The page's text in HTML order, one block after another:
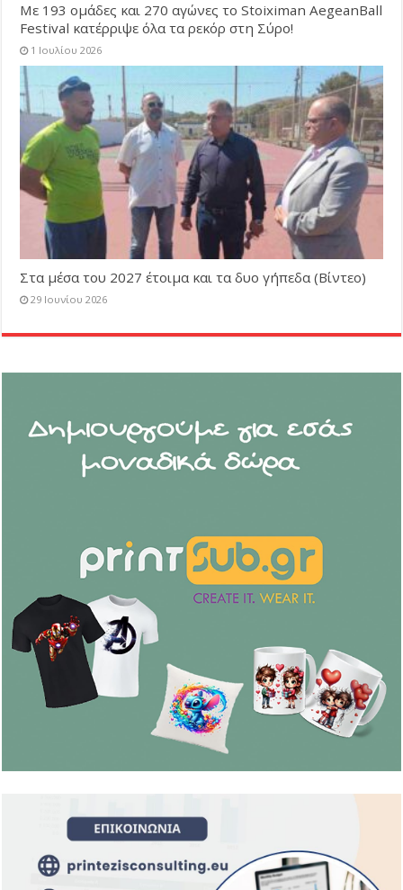
Με 193 ομάδες και 270 αγώνες το Stoiximan AegeanBall
Festival κατέρριψε όλα τα ρεκόρ στη Σύρο!
1 Ιουλίου 2026
Στα μέσα του 2027 έτοιμα και τα δυο γήπεδα (Βίντεο)
29 Ιουνίου 2026